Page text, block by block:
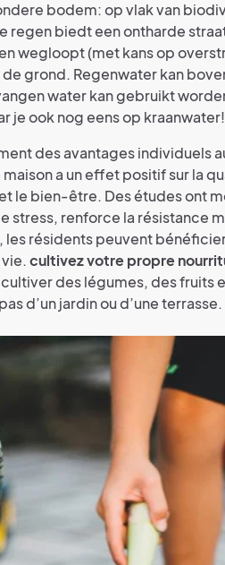
bodem: op vlak van
regen biedt een ontharde
wegloopt (met kans op
grond. Regenwater kan
water kan gebruikt
je ook nog eens op kraanwater!
des avantages individuels
maison a un effet positif sur la
le bien-être. Des études ont
stress, renforce la résistance
les résidents peuvent
cultivez votre propre
des légumes, des fruits
d’un jardin ou d’une terrasse.